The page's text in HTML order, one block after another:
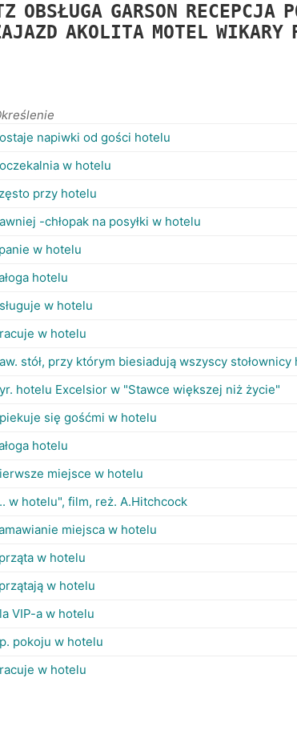
OBSŁUGA GARSON RECEPCJA
AKOLITA MOTEL WIKARY
napiwki od gości hotelu
w hotelu
przy hotelu
-chłopak na posyłki w hotelu
w hotelu
hotelu
w hotelu
w hotelu
stół, przy którym biesiadują wszyscy stołownicy
hotelu Excelsior w "Stawce większej niż życie"
się gośćmi w hotelu
hotelu
miejsce w hotelu
w hotelu", film, reż. A.Hitchcock
miejsca w hotelu
w hotelu
w hotelu
VIP-a w hotelu
pokoju w hotelu
w hotelu